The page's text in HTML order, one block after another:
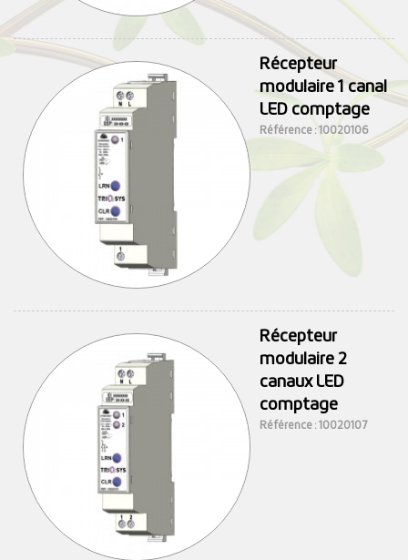
Récepteur
modulaire 1 canal
LED comptage
Référence : 10020106
Récepteur
modulaire 2
canaux LED
comptage
Référence : 10020107